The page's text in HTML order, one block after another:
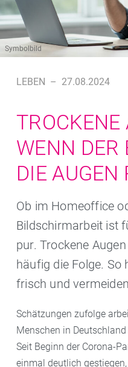
Symbolbild
LEBEN – 27.08.2024
TROCKENE
WENN DER
DIE AUGEN
Ob im Homeoffice
Bildschirmarbeit ist
pur. Trockene
häufig die Folge. So
frisch und
Schätzungen zufolge
Menschen in
Seit Beginn der Corona-
einmal deutlich